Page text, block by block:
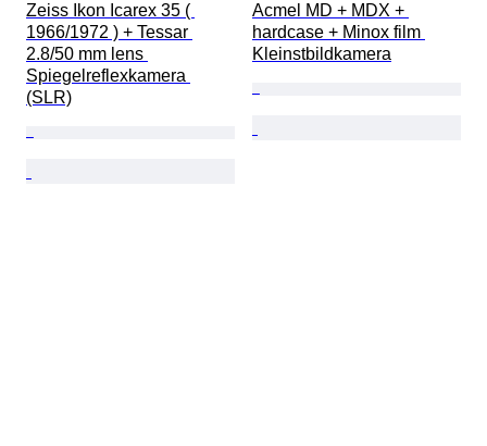
Zeiss Ikon Icarex 35 (
1966/1972 ) + Tessar
2.8/50 mm lens
Spiegelreflexkamera
(SLR)
Acmel MD + MDX +
hardcase + Minox film
Kleinstbildkamera